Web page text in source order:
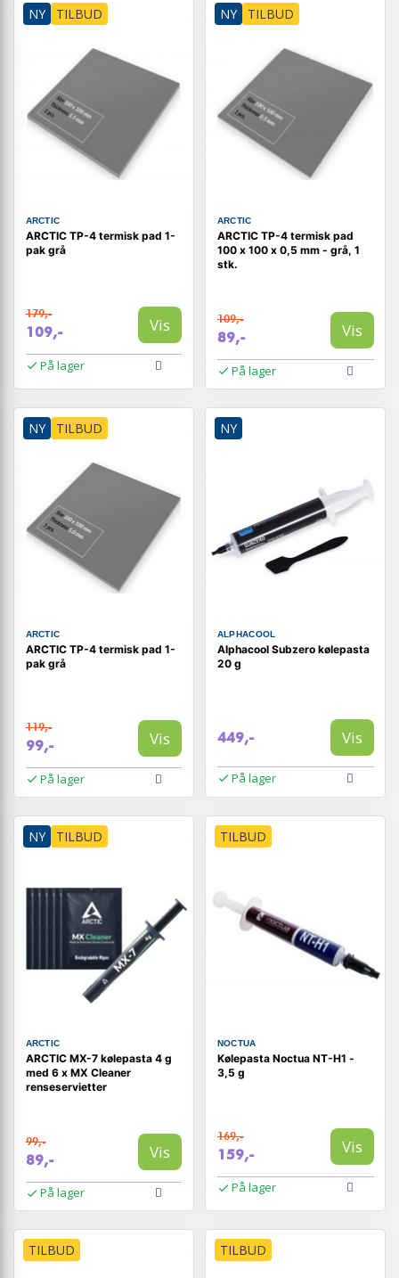
NY TILBUD
ARCTIC
ARCTIC TP-4 termisk pad 1-
pak grå
179,-
109,- Vis
På lager
NY TILBUD
ARCTIC
ARCTIC TP-4 termisk pad
100 x 100 x 0,5 mm - grå, 1
stk.
109,-
89,- Vis
På lager
NY TILBUD
ARCTIC
ARCTIC TP-4 termisk pad 1-
pak grå
119,-
99,- Vis
På lager
NY
ALPHACOOL
Alphacool Subzero kølepasta
20 g
449,- Vis
På lager
NY TILBUD
ARCTIC
ARCTIC MX-7 kølepasta 4 g
med 6 x MX Cleaner
renseservietter
99,-
89,- Vis
På lager
TILBUD
NOCTUA
Kølepasta Noctua NT-H1 -
3,5 g
169,-
159,- Vis
På lager
TILBUD TILBUD